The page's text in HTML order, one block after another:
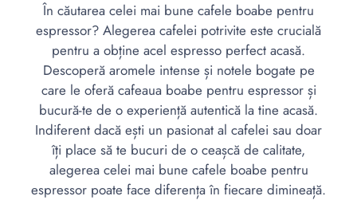
În căutarea celei mai bune cafele boabe pentru
espressor? Alegerea cafelei potrivite este crucială
pentru a obține acel espresso perfect acasă.
Descoperă aromele intense și notele bogate pe
care le oferă cafeaua boabe pentru espressor și
bucură-te de o experiență autentică la tine acasă.
Indiferent dacă ești un pasionat al cafelei sau doar
îți place să te bucuri de o ceașcă de calitate,
alegerea celei mai bune cafele boabe pentru
espressor poate face diferența în fiecare dimineață.